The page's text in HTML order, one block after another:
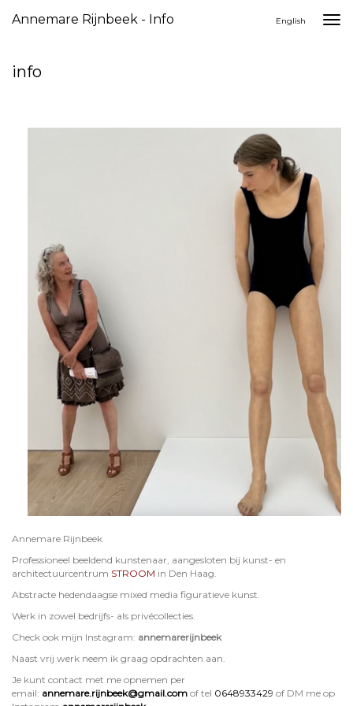
Annemare Rijnbeek - Info English
info
Annemare Rijnbeek
Professioneel beeldend kunstenaar, aangesloten bij kunst- en
architectuurcentrum STROOM in Den Haag.
Abstracte hedendaagse mixed media figuratieve kunst.
Werk in zowel bedrijfs- als privécollecties.
Check ook mijn Instagram: annemarerijnbeek
Naast vrij werk neem ik graag opdrachten aan.
Je kunt contact met me opnemen per
email: annemare.rijnbeek@gmail.com of tel 0648933429 of DM me op